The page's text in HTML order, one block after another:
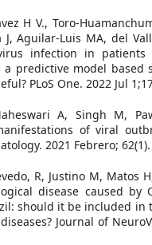
H V., Toro-
J, Aguilar-Luis MA, del
infection in
a predictive model based
PLoS One. 2022 Jul
A, Singh M,
of viral
2021 Febrero; 62(1).
R, Justino M, Matos
disease caused by
should it be included in
Journal of